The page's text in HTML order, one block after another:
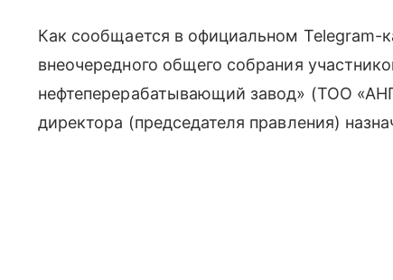
Как сообщается в официальном Telegram-
внеочередного общего собрания
нефтеперерабатывающий завод» (ТОО
директора (председателя правления)